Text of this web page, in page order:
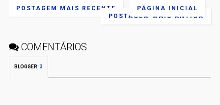
POSTAGEM MAIS RECENTE
POSTAGEM MAIS ANTIGA
PÁGINA INICIAL
COMENTÁRIOS
BLOGGER: 3